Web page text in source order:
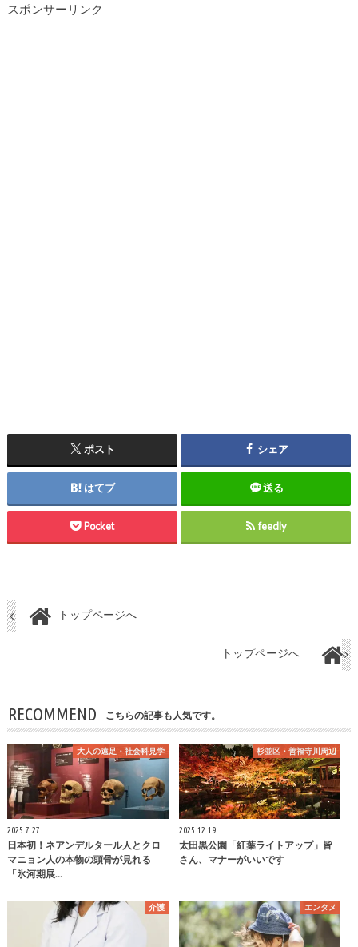
スポンサーリンク
ポスト シェア
はてブ 送る
Pocket feedly
トップページへ
トップページへ
RECOMMEND こちらの記事も人気です。
大人の遠足・社会科見学
2025.7.27
日本初！ネアンデルタール人とクロ
マニョン人の本物の頭骨が見れる
「氷河期展…
杉並区・善福寺川周辺
2025.12.19
太田黒公園「紅葉ライトアップ」皆
さん、マナーがいいです
介護 エンタメ